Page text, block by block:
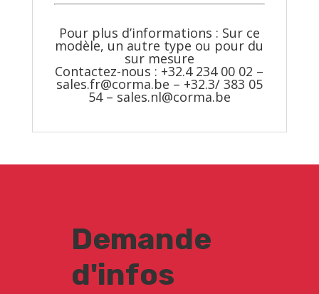
Pour plus d’informations : Sur ce
modèle, un autre type ou pour du
sur mesure
Contactez-nous : +32.4 234 00 02 –
sales.fr@corma.be – +32.3/ 383 05
54 – sales.nl@corma.be
Demande
d'infos